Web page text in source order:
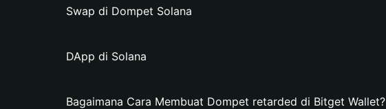
Swap di Dompet Solana
DApp di Solana
Bagaimana Cara Membuat Dompet retarded di Bitget Wallet?